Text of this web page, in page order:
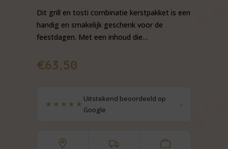
Dit grill en tosti combinatie kerstpakket is een
handig en smakelijk geschenk voor de
feestdagen. Met een inhoud die…
€63,50
★★★★★
Uitstekend beoordeeld op
Google
›